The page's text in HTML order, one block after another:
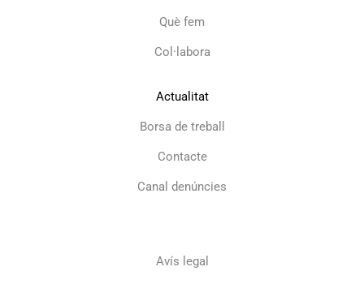
Què fem
Col·labora
Actualitat
Borsa de treball
Contacte
Canal denúncies
Avís legal